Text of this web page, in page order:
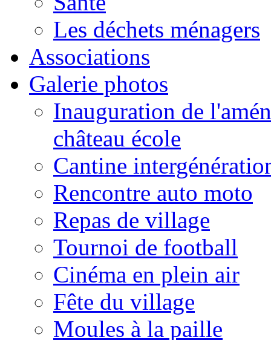
Les déchets ménagers
Associations
Galerie photos
Inauguration de
château école
Cantine
Rencontre auto moto
Repas de village
Tournoi de football
Cinéma en plein air
Fête du village
Moules à la paille